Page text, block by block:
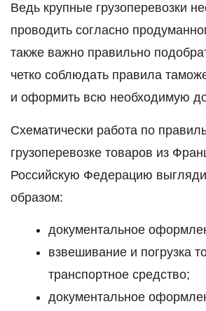
Ведь крупные грузоперевозки
проводить согласно
также важно правильно
четко соблюдать правила
и оформить всю необходимую
Схематически работа по
грузоперевозке товаров из
Российскую Федерацию
образом:
документальное
взвешивание и погрузка
транспортное средство;
документальное